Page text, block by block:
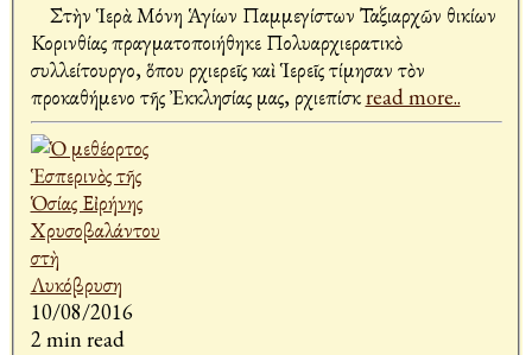
Στὴν Ἱερὰ Μόνη Ἁγίων Παμμεγίστων Ταξιαρχῶν Ἀθικίων
Κορινθίας πραγματοποιήθηκε Πολυαρχιερατικὸ
συλλείτουργο, ὅπου Ἀρχιερεῖς καὶ Ἱερεῖς τίμησαν τὸν
προκαθήμενο τῆς Ἐκκλησίας μας, Ἀρχιεπίσκread more..
10/08/2016
2 min read